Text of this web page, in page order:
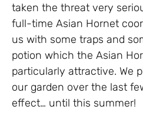
taken the threat very
full-time Asian Hornet
us with some traps and
potion which the Asian
particularly attractive. We
our garden over the last
effect… until this summer!